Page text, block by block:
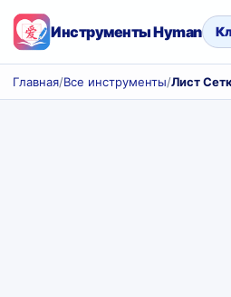
Инструменты Hyman
Главная/Все инструменты/Лист